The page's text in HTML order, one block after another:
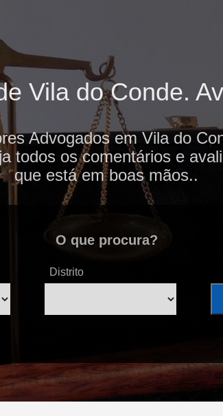
Vila do Conde.
Advogados em Vila do
todos os comentários e
que está em boas mãos..
O que procura?
Distrito